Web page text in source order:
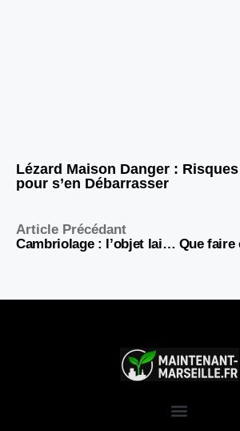
Lézard Maison Danger :
pour s’en Débarrasser
Article Précédant
Cambriolage : l’objet laissé devant la porte qui doit vous alerter